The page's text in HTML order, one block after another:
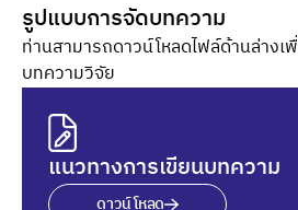
รูปแบบการจัดบทความ
ท่านสามารถดาวน์โหลดไฟล์ด้านล่างเ
บทความวิจัย
แนวทางการเขียนบทความ
ดาวน์โหลด